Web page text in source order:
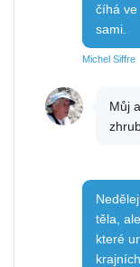
číhá ve
sami.
Michel Siffre
Můj
těla,
které